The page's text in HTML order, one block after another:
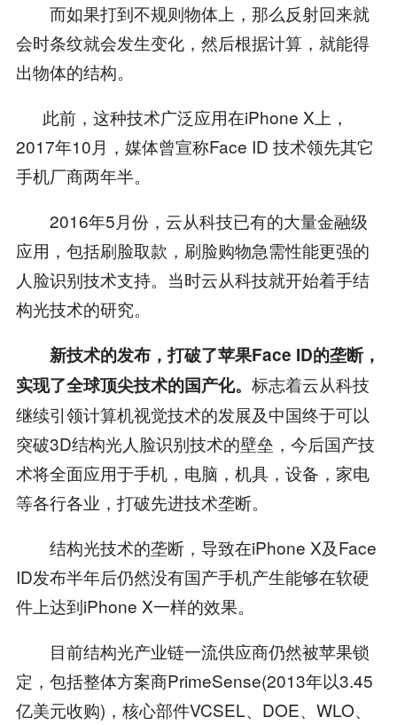
而如果打到不规则物体上，那么反射回来就
会时条纹就会发生变化，然后根据计算，就能得
出物体的结构。
此前，这种技术广泛应用在iPhone X上，
2017年10月，媒体曾宣称Face ID 技术领先其它
手机厂商两年半。
2016年5月份，云从科技已有的大量金融级
应用，包括刷脸取款，刷脸购物急需性能更强的
人脸识别技术支持。当时云从科技就开始着手结
构光技术的研究。
新技术的发布，打破了苹果Face ID的垄断，
实现了全球顶尖技术的国产化。 标志着云从科技
继续引领计算机视觉技术的发展及中国终于可以
突破3D结构光人脸识别技术的壁垒，今后国产技
术将全面应用于手机，电脑，机具，设备，家电
等各行各业，打破先进技术垄断。
结构光技术的垄断，导致在iPhone X及Face
ID发布半年后仍然没有国产手机产生能够在软硬
件上达到iPhone X一样的效果。
目前结构光产业链一流供应商仍然被苹果锁
定，包括整体方案商PrimeSense(2013年以3.45
亿美元收购)，核心部件VCSEL、DOE、WLO、